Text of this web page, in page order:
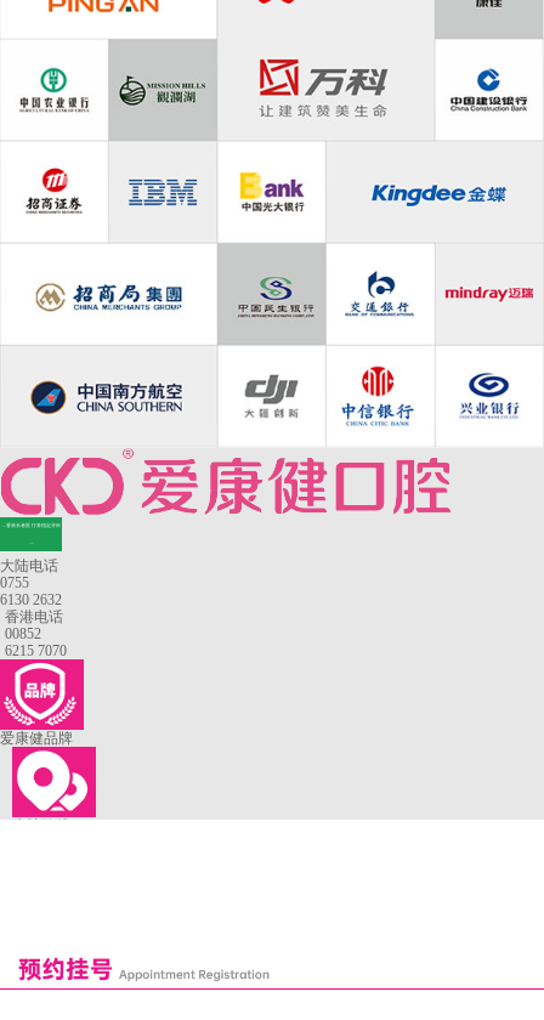
—香港长者医疗券指定牙科
大陆电话
0755
6130 2632
香港电话
00852
6215 7070
爱康健品牌
恒乐口腔诊所
富港口腔诊所